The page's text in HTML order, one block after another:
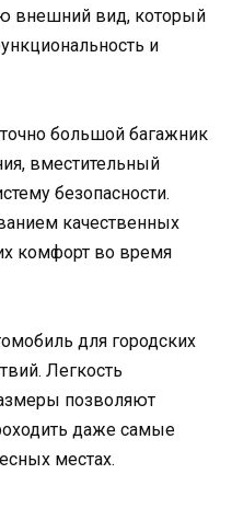
внешний вид, который
и
большой багажник
вместительный
безопасности.
качественных
комфорт во время
для городских
Легкость
позволяют
даже самые
местах.